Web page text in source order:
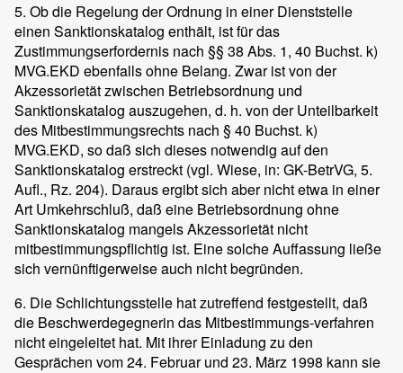
5. Ob die Regelung der Ordnung in einer Dienststelle
einen Sanktionskatalog enthält, ist für das
Zustimmungserfordernis nach §§ 38 Abs. 1, 40 Buchst. k)
MVG.EKD ebenfalls ohne Belang. Zwar ist von der
Akzessorietät zwischen Betriebsordnung und
Sanktionskatalog auszugehen, d. h. von der Unteilbarkeit
des Mitbestimmungsrechts nach § 40 Buchst. k)
MVG.EKD, so daß sich dieses notwendig auf den
Sanktionskatalog erstreckt (vgl. Wiese, in: GK-BetrVG, 5.
Aufl., Rz. 204). Daraus ergibt sich aber nicht etwa in einer
Art Umkehrschluß, daß eine Betriebsordnung ohne
Sanktionskatalog mangels Akzessorietät nicht
mitbestimmungspflichtig ist. Eine solche Auffassung ließe
sich vernünftigerweise auch nicht begründen.
6. Die Schlichtungsstelle hat zutreffend festgestellt, daß
die Beschwerdegegnerin das Mitbestimmungs-verfahren
nicht eingeleitet hat. Mit ihrer Einladung zu den
Gesprächen vom 24. Februar und 23. März 1998 kann sie